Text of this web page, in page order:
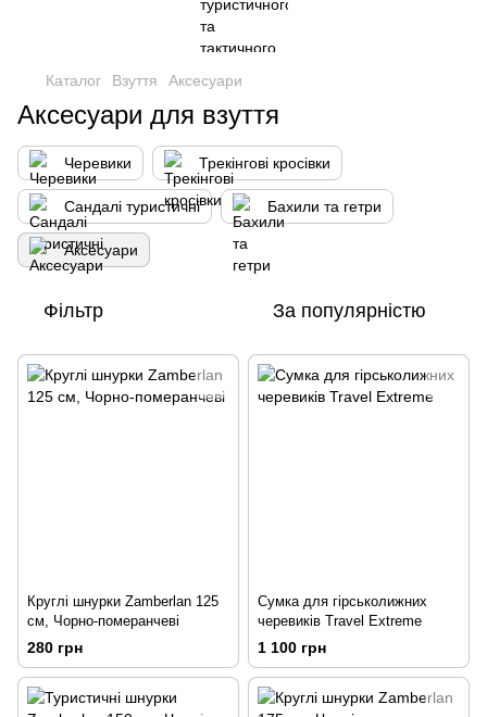
Каталог Взуття Аксесуари
Аксесуари для взуття
Черевики Трекінгові кросівки
Сандалі туристичні Бахили та гетри
Аксесуари
Фільтр За популярністю
Круглі шнурки Zamberlan 125
см, Чорно-померанчеві
280 грн
Сумка для гірськолижних
черевиків Travel Extreme
1 100 грн